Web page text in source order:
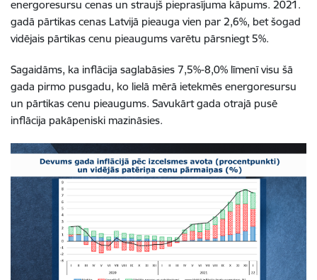
energoresursu cenas un straujš pieprasījuma kāpums. 2021.
gadā pārtikas cenas Latvijā pieauga vien par 2,6%, bet šogad
vidējais pārtikas cenu pieaugums varētu pārsniegt 5%.
Sagaidāms, ka inflācija saglabāsies 7,5%-8,0% līmenī visu šā
gada pirmo pusgadu, ko lielā mērā ietekmēs energoresursu
un pārtikas cenu pieaugums. Savukārt gada otrajā pusē
inflācija pakāpeniski mazināsies.